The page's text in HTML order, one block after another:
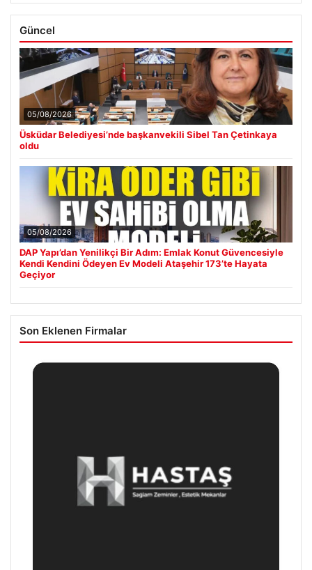
Güncel
05/08/2026
Üsküdar Belediyesi’nde başkanvekili Sibel Tan Çetinkaya
oldu
05/08/2026
DAP Yapı’dan Yenilikçi Bir Adım: Emlak Konut Güvencesiyle
Kendi Kendini Ödeyen Ev Modeli Ataşehir 173’te Hayata
Geçiyor
Son Eklenen Firmalar